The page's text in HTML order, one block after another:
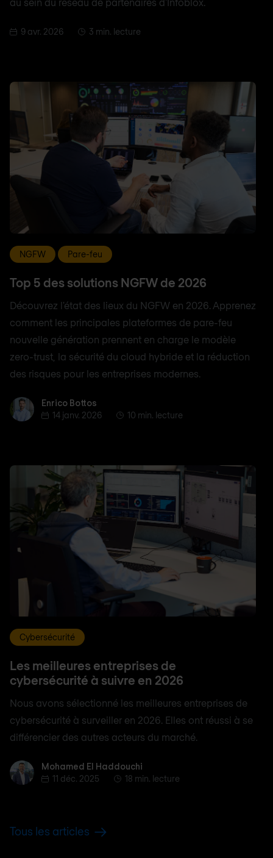
9 avr. 2026 3 min. lecture
NGFW Pare-feu
Top 5 des solutions NGFW de 2026
Découvrez l'état des lieux du NGFW en 2026. Apprenez
comment les principales plateformes de pare-feu
nouvelle génération prennent en charge le modèle
zero-trust, la sécurité du cloud hybride et la réduction
des risques pour les entreprises modernes.
Enrico BottosEnrico Bottos
14 janv. 2026
10 min. lecture
Cybersécurité
Les meilleures entreprises de
cybersécurité à suivre en 2026
Nous avons sélectionné les meilleures entreprises de
cybersécurité à surveiller en 2026. Elles ont réussi à se
différencier des autres acteurs du marché.
Mohamed El Haddouchi
Mohamed El Haddouchi
11 déc. 2025
18 min. lecture
Tous les articles